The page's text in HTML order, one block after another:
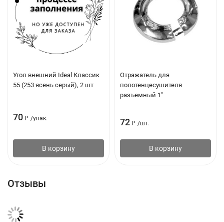
Наличие угля в фильтре: нет
Сменный фильтроэлемент: нет
Регулировка оголовья: нет
Количество в упаковке: 1 шт
Материал: нетканое полипропиленовое полотно, пластик,
Угол внешний Ideal Классик
55 (253 ясень серый), 2 шт
70 ₽ /упак.
В корзину
Отражатель для
полотенцесушителя
разъемный 1"
72 ₽ /шт.
В корзину
Отзывы